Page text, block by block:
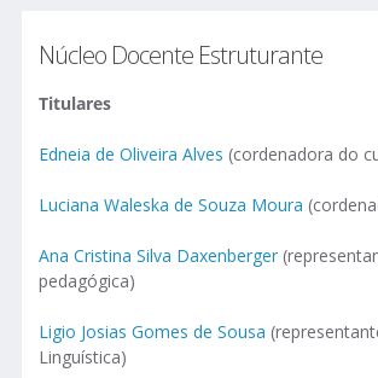
Núcleo Docente Estruturante
Titulares
Edneia de Oliveira Alves (cordenadora do
Luciana Waleska de Souza Moura
Ana Cristina Silva Daxenberger
pedagógica)
Ligio Josias Gomes de Sousa
Linguística)